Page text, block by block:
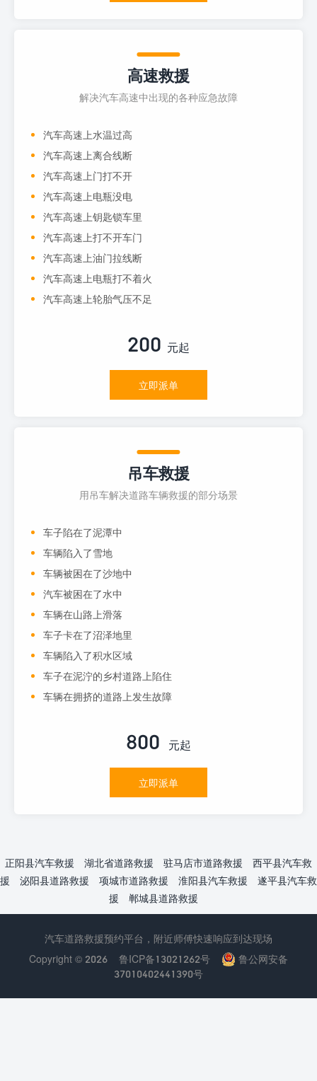
高速救援
解决汽车高速中出现的各种应急故障
汽车高速上水温过高
汽车高速上离合线断
汽车高速上门打不开
汽车高速上电瓶没电
汽车高速上钥匙锁车里
汽车高速上打不开车门
汽车高速上油门拉线断
汽车高速上电瓶打不着火
汽车高速上轮胎气压不足
200 元起
立即派单
吊车救援
用吊车解决道路车辆救援的部分场景
车子陷在了泥潭中
车辆陷入了雪地
车辆被困在了沙地中
汽车被困在了水中
车辆在山路上滑落
车子卡在了沼泽地里
车辆陷入了积水区域
车子在泥泞的乡村道路上陷住
车辆在拥挤的道路上发生故障
800 元起
立即派单
正阳县汽车救援 湖北省道路救援 驻马店市道路救援
西平县汽车救
援
泌阳县道路救援 项城市道路救援 淮阳县汽车救援
遂平县汽车救
援
郸城县道路救援
汽车道路救援预约平台，附近师傅快速响应到达现场
Copyright © 2026
鲁ICP备13021262号
鲁公网安备
37010402441390号